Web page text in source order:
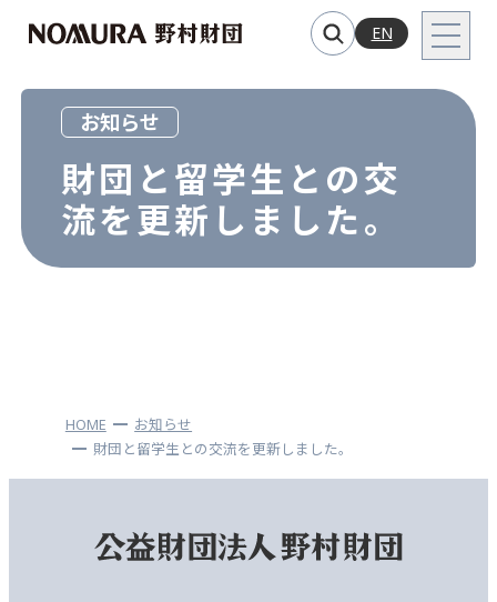
EN
お知らせ
財団と留学生との交
流を更新しました。
HOME
お知らせ
財団と留学生との交流を更新しました。